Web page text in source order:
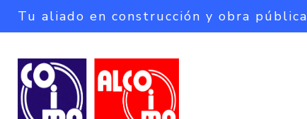
Tu aliado en construcción y obra pública